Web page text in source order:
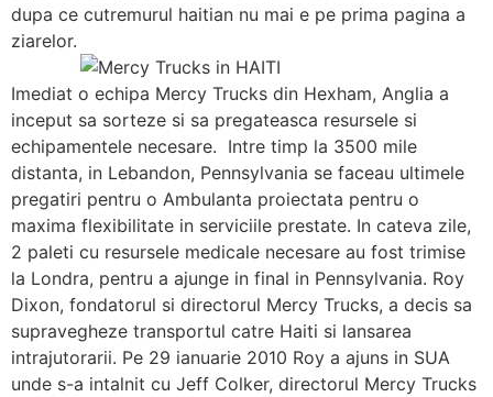
dupa ce cutremurul haitian nu mai e pe prima pagina a
ziarelor.
Imediat o echipa Mercy Trucks din Hexham, Anglia a
inceput sa sorteze si sa pregateasca resursele si
echipamentele necesare. Intre timp la 3500 mile
distanta, in Lebandon, Pennsylvania se faceau ultimele
pregatiri pentru o Ambulanta proiectata pentru o
maxima flexibilitate in serviciile prestate. In cateva zile,
2 paleti cu resursele medicale necesare au fost trimise
la Londra, pentru a ajunge in final in Pennsylvania. Roy
Dixon, fondatorul si directorul Mercy Trucks, a decis sa
supravegheze transportul catre Haiti si lansarea
intrajutorarii. Pe 29 ianuarie 2010 Roy a ajuns in SUA
unde s-a intalnit cu Jeff Colker, directorul Mercy Trucks